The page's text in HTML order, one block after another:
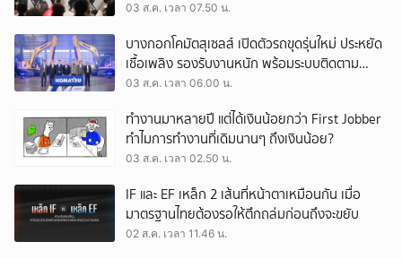
03 ส.ค. เวลา 07.50 น.
บางกอกโคมัตสุเซลส์ เปิดตัวรถขุดรุ่นใหม่ ประหยัด
เชื้อเพลิง รองรับงานหนัก พร้อมระบบติดตาม
เครื่องจักรผ่านดาวเทียม
03 ส.ค. เวลา 06.00 น.
ทำงานมาหลายปี แต่ได้เงินน้อยกว่า First Jobber
ทำไมการทำงานที่เดิมนานๆ ถึงเงินน้อย?
03 ส.ค. เวลา 02.50 น.
IF และ EF เหล็ก 2 เส้นที่หน้าตาเหมือนกัน เมื่อ
มาตรฐานไทยต้องรอให้ตึกถล่มก่อนถึงจะขยับ
02 ส.ค. เวลา 11.46 น.